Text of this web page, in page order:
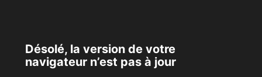
Désolé, la version de votre
navigateur n’est pas à jour